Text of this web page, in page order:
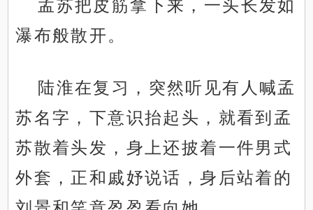
孟苏把皮筋拿下来，一头长发如
瀑布般散开。
陆淮在复习，突然听见有人喊孟
苏名字，下意识抬起头，就看到孟
苏散着头发，身上还披着一件男式
外套，正和戚妤说话，身后站着的